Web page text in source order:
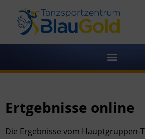
Ertgebnisse online
Die Ergebnisse vom Hauptgruppen-